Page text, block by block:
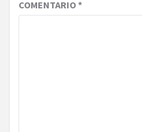
COMENTARIO*